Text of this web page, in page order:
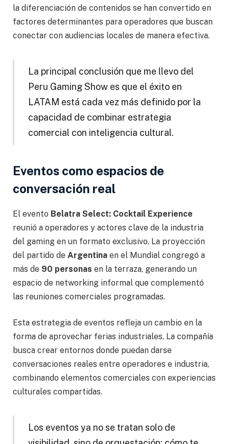
la diferenciación de contenidos se han convertido en
factores determinantes para operadores que buscan
conectar con audiencias locales de manera efectiva.
La principal conclusión que me llevo del
Peru Gaming Show es que el éxito en
LATAM está cada vez más definido por la
capacidad de combinar estrategia
comercial con inteligencia cultural.
Eventos como espacios de
conversación real
El evento Belatra Select: Cocktail Experience
reunió a operadores y actores clave de la industria
del gaming en un formato exclusivo. La proyección
del partido de Argentina en el Mundial congregó a
más de 90 personas en la terraza, generando un
espacio de networking informal que complementó
las reuniones comerciales programadas.
Esta estrategia de eventos refleja un cambio en la
forma de aprovechar ferias industriales. La compañía
busca crear entornos donde puedan darse
conversaciones reales entre operadores e industria,
combinando elementos comerciales con experiencias
culturales compartidas.
Los eventos ya no se tratan solo de